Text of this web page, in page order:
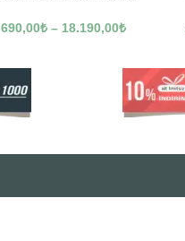
690,00₺ – 18.190,00₺